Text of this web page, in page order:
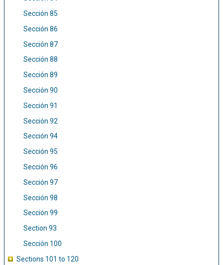
Sección 85
Sección 86
Sección 87
Sección 88
Sección 89
Sección 90
Sección 91
Sección 92
Sección 94
Sección 95
Sección 96
Sección 97
Sección 98
Sección 99
Section 93
Sección 100
Sections 101 to 120